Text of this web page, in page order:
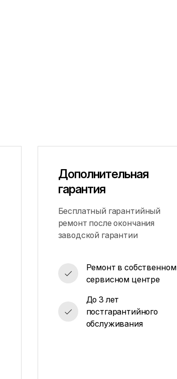
Дополнительная
гарантия
Бесплатный гарантийный
ремонт после окончания
заводской гарантии
Ремонт в собственном
сервисном центре
До 3 лет
постгарантийного
обслуживания